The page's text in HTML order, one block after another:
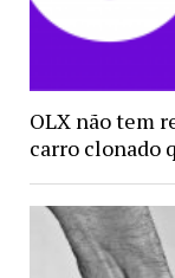
OLX não tem
carro clonado